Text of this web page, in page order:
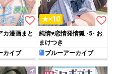
favorite_border
カ漫画まと
カイブ
★×10 favorite_border
純情♥恋情発情狐 -5- お
まけつき
ブルーアーカイブ